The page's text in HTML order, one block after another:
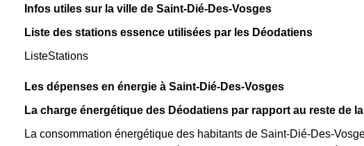
Infos utiles sur la ville de Saint-Dié-Des-Vosges
Liste des stations essence utilisées par les Déodatiens
ListeStations
Les dépenses en énergie à Saint-Dié-Des-Vosges
La charge énergétique des Déodatiens par rapport au reste de
La consommation énergétique des habitants de Saint-Dié-Des-